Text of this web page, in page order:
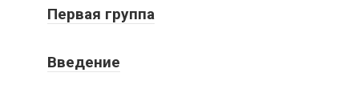
Первая группа
Введение